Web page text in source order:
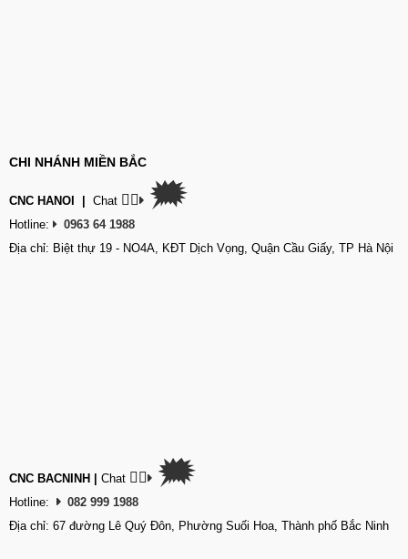
CHI NHÁNH MIỀN BẮC
CNC HANOI Chat 👉🏽 🗯
Hotline:
0963 64 1988
Địa chỉ: Biệt thự 19 - NO4A, KĐT Dịch Vọng, Quận Cầu Giấy, TP Hà Nội
CNC BACNINH Chat 👉🏽 🗯
Hotline:
082 999 1988
Địa chỉ: 67 đường Lê Quý Đôn, Phường Suối Hoa, Thành phố Bắc Ninh